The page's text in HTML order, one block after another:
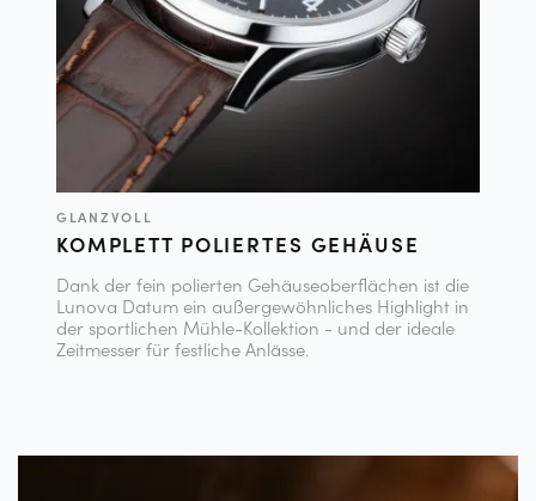
GLANZVOLL
KOMPLETT POLIERTES GEHÄUSE
Dank der fein polierten Gehäuseoberflächen ist die
Lunova Datum ein außergewöhnliches Highlight in
der sportlichen Mühle-Kollektion - und der ideale
Zeitmesser für festliche Anlässe.